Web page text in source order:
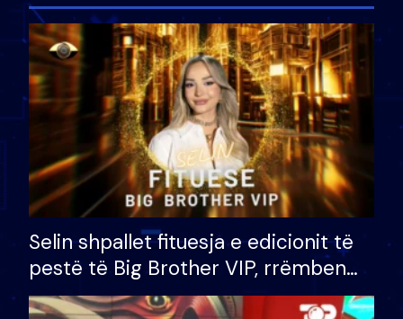
Selin shpallet fituesja e edicionit të
pestë të Big Brother VIP, rrëmben
çmimin e madh prej 100 mijë eurosh